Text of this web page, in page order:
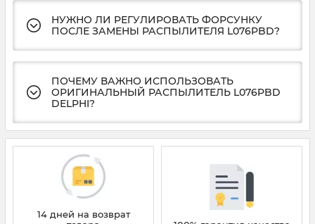
НУЖНО ЛИ РЕГУЛИРОВАТЬ ФОРСУНКУ
ПОСЛЕ ЗАМЕНЫ РАСПЫЛИТЕЛЯ L076PBD?
ПОЧЕМУ ВАЖНО ИСПОЛЬЗОВАТЬ
ОРИГИНАЛЬНЫЙ РАСПЫЛИТЕЛЬ L076PBD
DELPHI?
14 дней на возврат